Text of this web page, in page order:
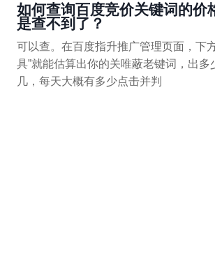
如何查询百度竞价关键词的价
是查不到了？
可以查。在百度指升推广管理页面，下
具”就能估算出你的关唯蔽老键词，出多
几，每天大概有多少点击并判